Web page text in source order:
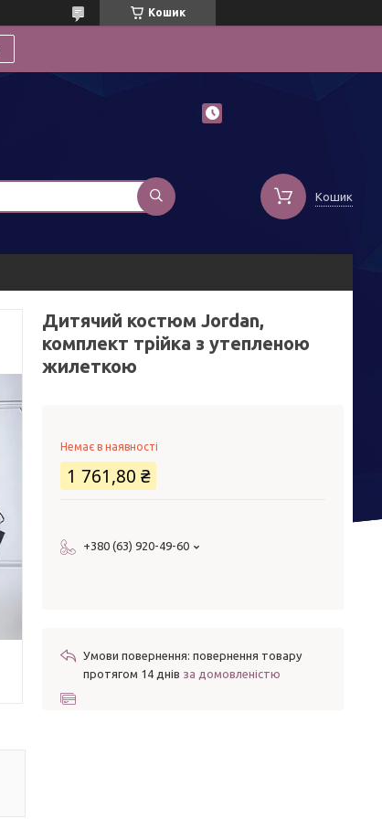
Кошик
Кошик
Дитячий костюм Jordan,
комплект трійка з утепленою
жилеткою
Немає в наявності
1 761,80 ₴
+380 (63) 920-49-60
повернення товару
протягом 14 днів за домовленістю